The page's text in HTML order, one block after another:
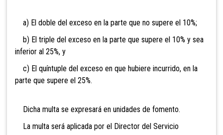
a) El doble del exceso en la parte que no supere el 10%;
b) El triple del exceso en la parte que supere el 10% y sea
inferior al 25%, y
c) El quíntuple del exceso en que hubiere incurrido, en la
parte que supere el 25%.
Dicha multa se expresará en unidades de fomento.
La multa será aplicada por el Director del Servicio